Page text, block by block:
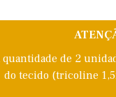
de 2
do tecido (tricoline